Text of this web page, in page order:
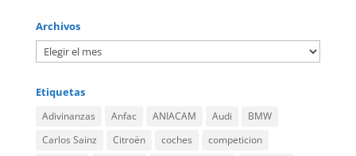
Archivos
Etiquetas
Adivinanzas Anfac ANIACAM Audi
BMW
Carlos Sainz
Citroën coches
competicion